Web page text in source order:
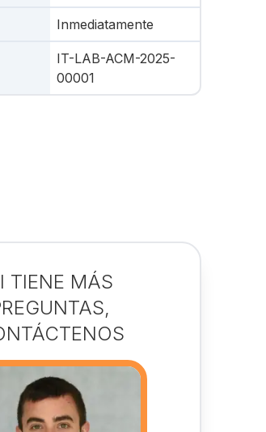
Inmediatamente
IT-LAB-ACM-2025-
00001
TIENE MÁS